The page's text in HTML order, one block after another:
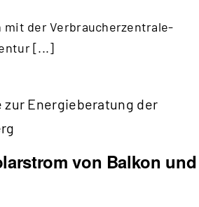
mit der Verbraucherzentrale-
[...]
von Balkon und
zur Energieberatung der